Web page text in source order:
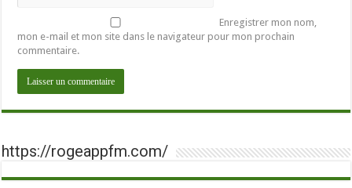
Enregistrer mon nom,
mon e-mail et mon site dans le navigateur pour mon prochain
commentaire.
https://rogeappfm.com/